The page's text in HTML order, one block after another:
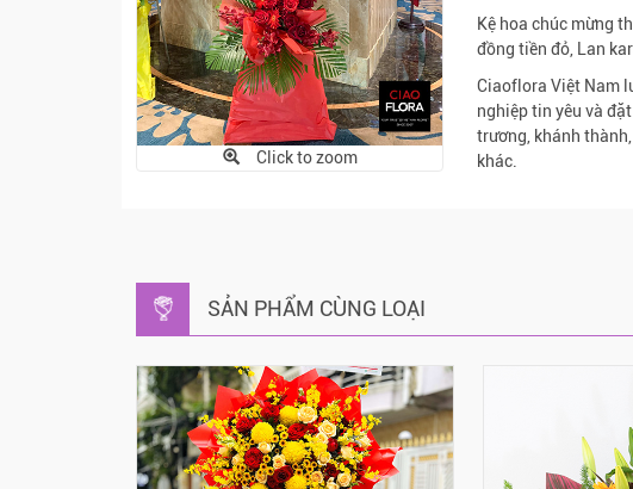
Click to zoom
Kệ hoa chúc mừng
đồng tiền đỏ, Lan
Ciaoflora Việt Nam
nghiệp tin yêu và
trương, khánh
khác.
SẢN PHẨM CÙNG LOẠI